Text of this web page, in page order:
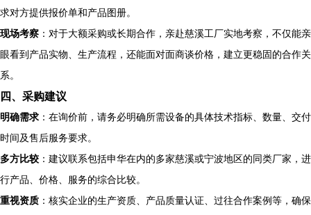
求对方提供报价单和产品图册。
现场考察 ：对于大额采购或长期合作，亲赴慈溪工厂实地考察，不仅能亲
眼看到产品实物、生产流程，还能面对面商谈价格，建立更稳固的合作关
系。
四、采购建议
明确需求 ：在询价前，请务必明确所需设备的具体技术指标、数量、交付
时间及售后服务要求。
多方比较 ：建议联系包括申华在内的多家慈溪或宁波地区的同类厂家，进
行产品、价格、服务的综合比较。
重视资质 ：核实企业的生产资质、产品质量认证、过往合作案例等，确保